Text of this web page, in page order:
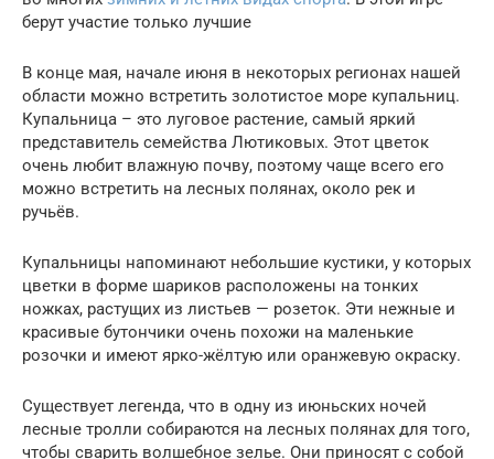
берут участие только лучшие
В конце мая, начале июня в некоторых регионах нашей
области можно встретить золотистое море купальниц.
Купальница – это луговое растение, самый яркий
представитель семейства Лютиковых. Этот цветок
очень любит влажную почву, поэтому чаще всего его
можно встретить на лесных полянах, около рек и
ручьёв.
Купальницы напоминают небольшие кустики, у которых
цветки в форме шариков расположены на тонких
ножках, растущих из листьев — розеток. Эти нежные и
красивые бутончики очень похожи на маленькие
розочки и имеют ярко-жёлтую или оранжевую окраску.
Существует легенда, что в одну из июньских ночей
лесные тролли собираются на лесных полянах для того,
чтобы сварить волшебное зелье. Они приносят с собой